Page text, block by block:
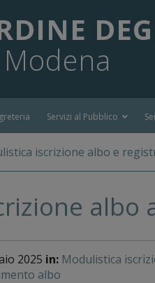
Servizi al Pubblico
iscrizione albo e
albo
2025 in: Modulistica
albo